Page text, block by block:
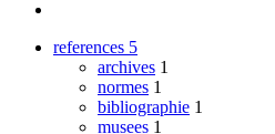
references 5
archives 1
normes 1
bibliographie 1
musees 1